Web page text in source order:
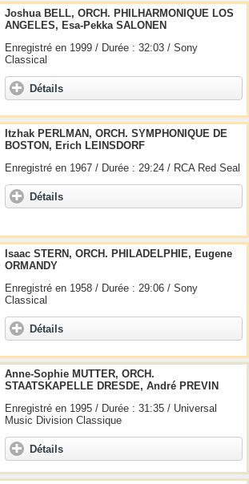
Joshua BELL, ORCH. PHILHARMONIQUE LOS
ANGELES, Esa-Pekka SALONEN
Enregistré en 1999 / Durée : 32:03 / Sony
Classical
Détails
Itzhak PERLMAN, ORCH. SYMPHONIQUE DE
BOSTON, Erich LEINSDORF
Enregistré en 1967 / Durée : 29:24 / RCA Red Seal
Détails
Isaac STERN, ORCH. PHILADELPHIE, Eugene
ORMANDY
Enregistré en 1958 / Durée : 29:06 / Sony
Classical
Détails
Anne-Sophie MUTTER, ORCH.
STAATSKAPELLE DRESDE, André PREVIN
Enregistré en 1995 / Durée : 31:35 / Universal
Music Division Classique
Détails